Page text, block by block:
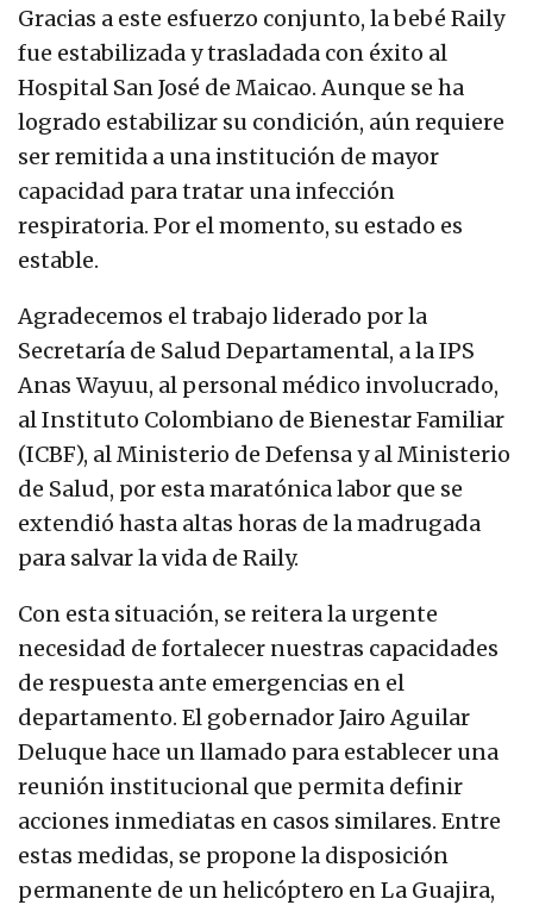
Gracias a este esfuerzo conjunto, la bebé Raily
fue estabilizada y trasladada con éxito al
Hospital San José de Maicao. Aunque se ha
logrado estabilizar su condición, aún requiere
ser remitida a una institución de mayor
capacidad para tratar una infección
respiratoria. Por el momento, su estado es
estable.
Agradecemos el trabajo liderado por la
Secretaría de Salud Departamental, a la IPS
Anas Wayuu, al personal médico involucrado,
al Instituto Colombiano de Bienestar Familiar
(ICBF), al Ministerio de Defensa y al Ministerio
de Salud, por esta maratónica labor que se
extendió hasta altas horas de la madrugada
para salvar la vida de Raily.
Con esta situación, se reitera la urgente
necesidad de fortalecer nuestras capacidades
de respuesta ante emergencias en el
departamento. El gobernador Jairo Aguilar
Deluque hace un llamado para establecer una
reunión institucional que permita definir
acciones inmediatas en casos similares. Entre
estas medidas, se propone la disposición
permanente de un helicóptero en La Guajira,